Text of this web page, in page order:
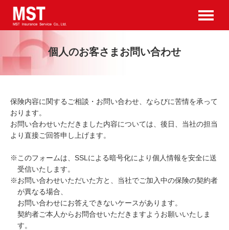
個人のお客さまお問い合わせ
保険内容に関するご相談・お問い合わせ、ならびに苦情を承って
おります。
お問い合わせいただきました内容については、後日、当社の担当
より直接ご回答申し上げます。
※ このフォームは、SSLによる暗号化により個人情報を安全に送
受信いたします。
※お問い合わせいただいた方と、当社でご加入中の保険の契約者
が異なる場合、
お問い合わせにお答えできないケースがあります。
契約者ご本人からお問合せいただきますようお願いいたしま
す。